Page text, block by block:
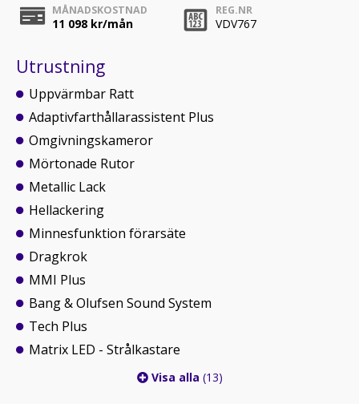
MÅNADSKOSTNAD
11 098 kr/mån
REG.NR
VDV767
Utrustning
Uppvärmbar Ratt
Adaptivfarthållarassistent Plus
Omgivningskameror
Mörtonade Rutor
Metallic Lack
Hellackering
Minnesfunktion förarsäte
Dragkrok
MMI Plus
Bang & Olufsen Sound System
Tech Plus
Matrix LED - Strålkastare
Visa alla (13)